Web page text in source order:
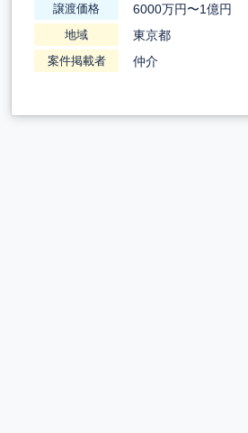
譲渡価格 6000万円〜1億円
地域 東京都
案件掲載者 仲介